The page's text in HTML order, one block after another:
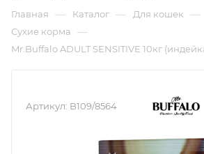
Главная — Каталог — Для кошек —
Сухие корма —
Mr.Buffalo ADULT SENSITIVE 10кг
Артикул: B109/8564